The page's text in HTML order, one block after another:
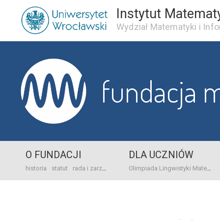
Instytut
Wydział Matematyki i
fundacja
O FUNDACJI
historia statut rada i zarząd dane bankowo-adresowe kontakt
DLA UCZNIÓW
Olimpiada Lingwistyki Matematycznej